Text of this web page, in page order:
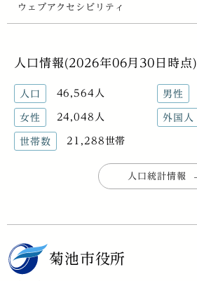
ウェブアクセシビリティ
人口情報(2026年06月30日時点)
人口 46,564人 男性
女性 24,048人 外国人
世帯数 21,288世帯
人口統計情報
菊池市役所